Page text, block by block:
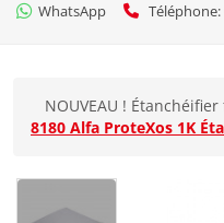
WhatsApp Téléphone:
NOUVEAU !
8180 Alfa ProteXos 1K